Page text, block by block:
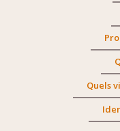
Quels